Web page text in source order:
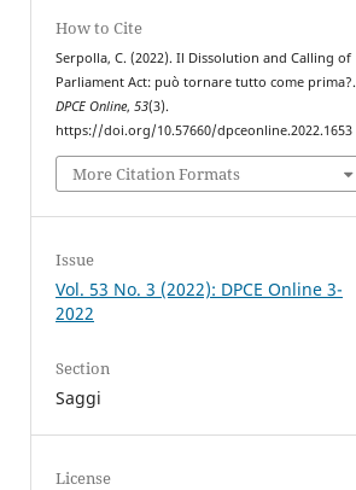
How to Cite
Serpolla, C. (2022). Il Dissolution and Calling of
Parliament Act: può tornare tutto come prima?.
DPCE Online,53(3).
https://doi.org/10.57660/dpceonline.2022.1653
More Citation Formats
Issue
Vol. 53 No. 3 (2022): DPCE Online 3-
2022
Section
Saggi
License